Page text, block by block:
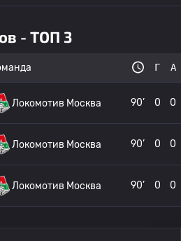
- ТОП 3
Г А
Локомотив Москва 90’ 0 0
Локомотив Москва 90’ 0 0
Локомотив Москва 90’ 0 0